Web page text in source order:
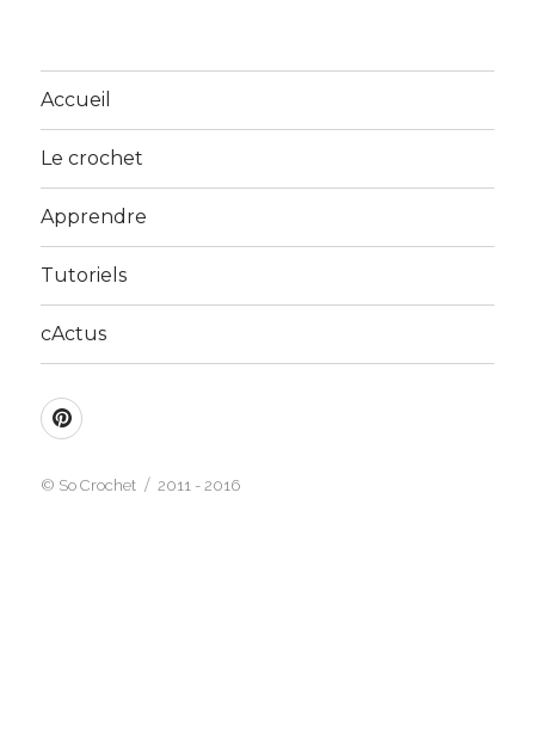
Accueil
Le crochet
Apprendre
Tutoriels
cActus
Pinterest
© So Crochet 2011 - 2016